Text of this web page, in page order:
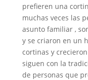
prefieren una
muchas veces las
asunto familiar ,
y se criaron en un
cortinas y
siguen con la
de personas que